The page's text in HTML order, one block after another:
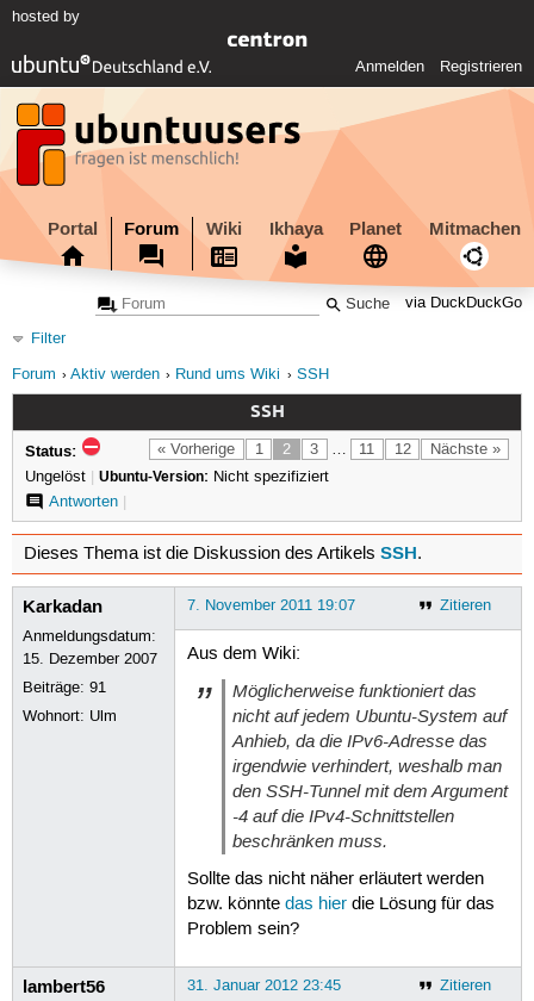
hosted by
Anmelden Registrieren
Portal Forum Wiki Ikhaya Planet Mitmachen
via DuckDuckGo
Filter
Forum
Aktiv werden Rund ums Wiki SSH
SSH
« Vorherige 1 2 3 … 11 12 Nächste »
Status:
Ungelöst | Ubuntu-Version: Nicht spezifiziert
Antworten|
Dieses Thema ist die Diskussion des Artikels SSH.
Karkadan
Anmeldungsdatum:
15. Dezember 2007
Beiträge:91
Wohnort: Ulm
Zitieren
7. November 2011 19:07
Aus dem Wiki:
Möglicherweise funktioniert das
nicht auf jedem Ubuntu-System auf
Anhieb, da die IPv6-Adresse das
irgendwie verhindert, weshalb man
den SSH-Tunnel mit dem Argument
-4 auf die IPv4-Schnittstellen
beschränken muss.
Sollte das nicht näher erläutert werden
bzw. könnte das hierdie Lösung für das
Problem sein?
lambert56 Zitieren
31. Januar 2012 23:45